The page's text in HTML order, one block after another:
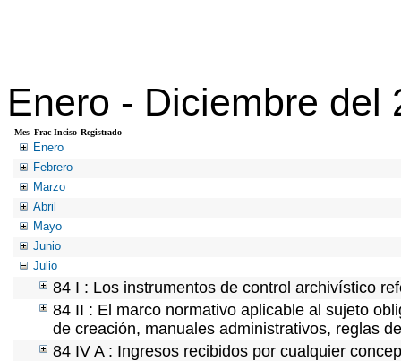
Enero - Diciembre del
Mes Frac-Inciso Registrado
Enero
Febrero
Marzo
Abril
Mayo
Junio
Julio
84 I : Los instrumentos de control archivístico
84 II : El marco normativo aplicable al sujeto
de creación, manuales administrativos, reglas
84 IV A : Ingresos recibidos por cualquier